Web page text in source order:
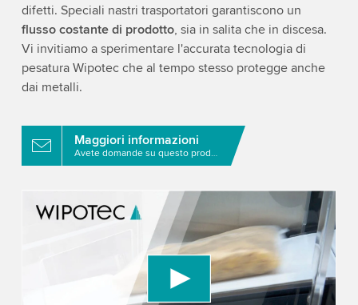
difetti. Speciali nastri trasportatori garantiscono un
flusso costante di prodotto, sia in salita che in discesa.
Vi invitiamo a sperimentare l'accurata tecnologia di
pesatura Wipotec che al tempo stesso protegge anche
dai metalli.
Maggiori informazioni
Avete domande su questo prodotto?
We need your consent to load the YouTube
We use a third party service to embed video
content that may collect data about your activity.
Please review the details and accept the service